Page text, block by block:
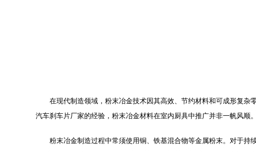
在现代制造领域，粉末冶金技术因其高效、节约材料和可成形复
汽车刹车片厂家的经验，粉末冶金材料在室内厨具中推广并非一帆风顺
粉末冶金制造过程中常须使用铜、铁基混合物等金属粉末。对于